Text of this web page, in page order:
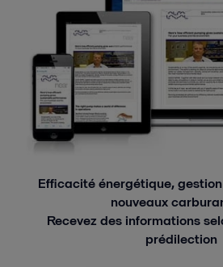
Efficacité énergétique,
nouveaux
Recevez des informations
prédilection